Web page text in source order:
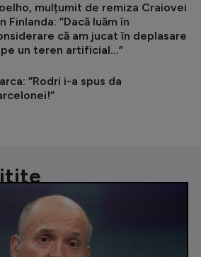
mulțumit de remiza Craiovei
Finlanda: ”Dacă luăm în
că am jucat în deplasare
pe un teren artificial...”
”Rodri i-a spus da